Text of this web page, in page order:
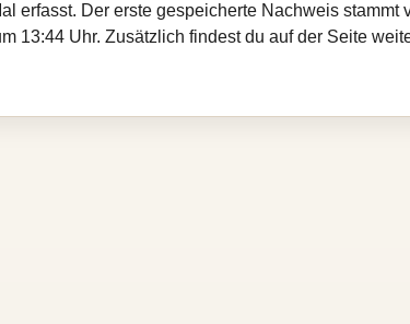
erfasst. Der erste gespeicherte Nachweis stammt
13:44 Uhr. Zusätzlich findest du auf der Seite